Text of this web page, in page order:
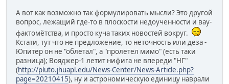
А вот как возможно так формулировать мысли? Это другой
вопрос, лежащий где-то в плоскости недоученности и вау-
фактомётства, и просто куча таких новостей вокруг.
Кстати, тут что не предложение, то неточность или деза -
Юпитер он не "облетал", а "пролетел мимо" (есть таки
разница); Вояджер-1 летит нифига не впереди "НГ"
(http://pluto.jhuapl.edu/News-Center/News-Article.php?
page=20210415), ну и астрономическую единицу наврали